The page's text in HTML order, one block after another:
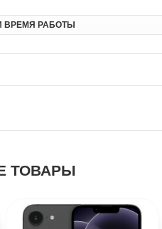
ВРЕМЯ РАБОТЫ
ТОВАРЫ